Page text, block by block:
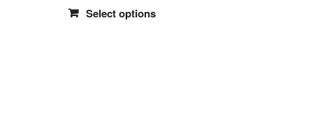
Select options